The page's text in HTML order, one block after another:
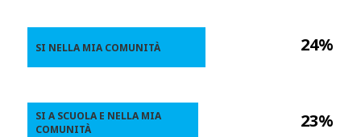
24%
23%
SI NELLA MIA COMUNITÀ
SI A SCUOLA E NELLA MIA
COMUNITÀ